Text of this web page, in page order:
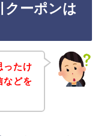
クーポンは
ったけ
などを